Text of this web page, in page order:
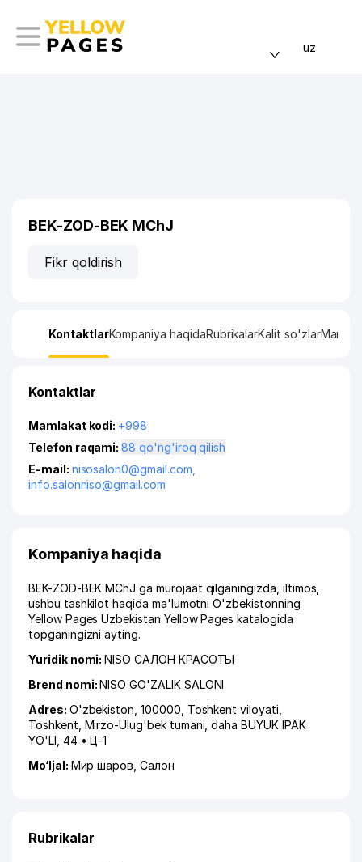
uz
BEK-ZOD-BEK MChJ
Fikr qoldirish
KontaktlarKompaniya haqidaRubrikalarKalit so'zlarManzil
Kontaktlar
Mamlakat kodi: +998
Telefon raqami:
88 qo'ng'iroq qilish
E-mail: nisosalon0@gmail.com
info.salonniso@gmail.com
Kompaniya haqida
BEK-ZOD-BEK MChJ ga murojaat qilganingizda, iltimos,
ushbu tashkilot haqida ma'lumotni O'zbekistonning
Yellow Pages Uzbekistan Yellow Pages katalogida
topganingizni ayting.
Yuridik nomi:NISO САЛОН КРАСОТЫ
Brend nomi:NISO GO'ZALIK SALONI
Adres: O'zbekiston, 100000, Toshkent viloyati
Toshkent Mirzo-Ulug'bek tumani ,daha BUYUK IPAK
YO'LI , 44 • Ц-1
Mo‘ljal: Мир шаров, Салон
Rubrikalar